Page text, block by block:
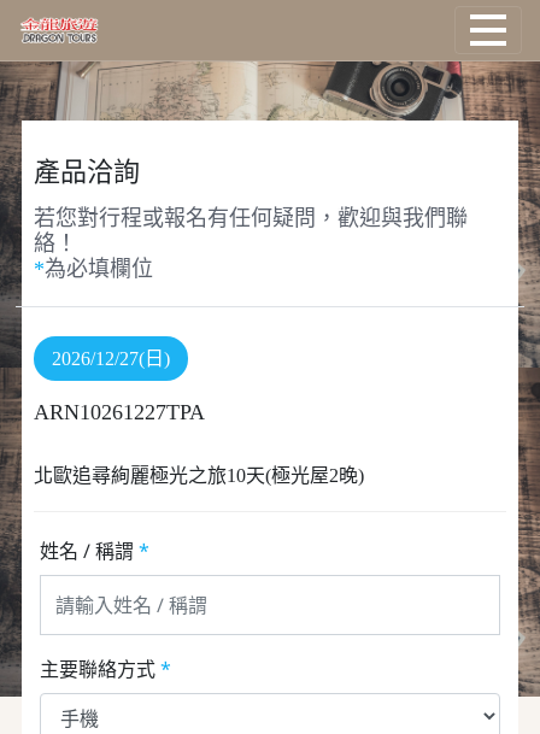
國外旅遊
國際機票
塔克旅遊
郵輪旅遊
台灣旅遊
產品洽詢
若您對行程或報名有任何疑問，歡迎與我們聯
絡！
*為必填欄位
2026/12/27(日)
ARN10261227TPA
北歐追尋絢麗極光之旅10天(極光屋2晚)
姓名 / 稱謂 *
主要聯絡方式*